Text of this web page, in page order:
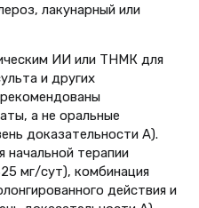
лакунарный или
ИИ или ТНМК для
и других
а не оральные
доказательности А).
начальной терапии
мг/сут), комбинация
действия и